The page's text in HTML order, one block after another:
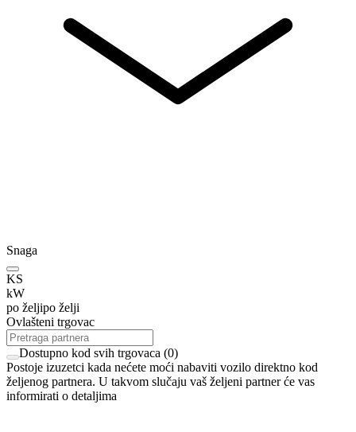
Snaga
KS
kW
po željipo želji
Ovlašteni trgovac
Dostupno kod svih trgovaca (0)
Postoje izuzetci kada nećete moći nabaviti vozilo direktno kod
željenog partnera. U takvom slučaju vaš željeni partner će vas
informirati o detaljima